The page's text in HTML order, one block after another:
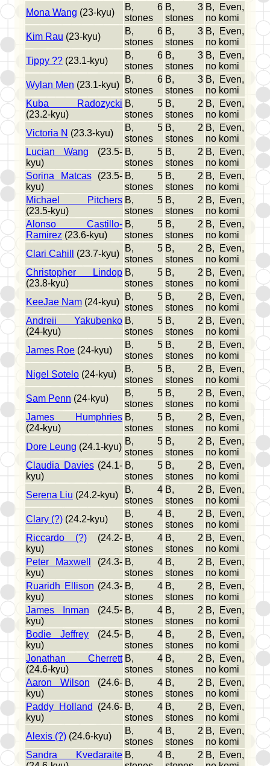
Mona Wang (23-kyu)
B, 6
stones
B, 3
stones
B, Even,
no komi
Kim Rau (23-kyu)
B, 6
stones
B, 3
stones
B, Even,
no komi
Tippy ?? (23.1-kyu)
B, 6
stones
B, 3
stones
B, Even,
no komi
Wylan Men (23.1-kyu)
B, 6
stones
B, 3
stones
B, Even,
no komi
Kuba Radozycki
(23.2-kyu)
B, 5
stones
B, 2
stones
B, Even,
no komi
Victoria N (23.3-kyu)
B, 5
stones
B, 2
stones
B, Even,
no komi
Lucian Wang (23.5-
kyu)
B, 5
stones
B, 2
stones
B, Even,
no komi
Sorina Matcas(23.5-
kyu)
B, 5
stones
B, 2
stones
B, Even,
no komi
Michael Pitchers
(23.5-kyu)
B, 5
stones
B, 2
stones
B, Even,
no komi
Alonso Castillo-
Ramirez (23.6-kyu)
B, 5
stones
B, 2
stones
B, Even,
no komi
Clari Cahill
(23.7-kyu)
B, 5
stones
B, 2
stones
B, Even,
no komi
Christopher Lindop
(23.8-kyu)
B, 5
stones
B, 2
stones
B, Even,
no komi
KeeJae Nam (24-kyu)
B, 5
stones
B, 2
stones
B, Even,
no komi
Andreii Yakubenko
(24-kyu)
B, 5
stones
B, 2
stones
B, Even,
no komi
James Roe (24-kyu)
B, 5
stones
B, 2
stones
B, Even,
no komi
Nigel Sotelo (24-kyu)
B, 5
stones
B, 2
stones
B, Even,
no komi
Sam Penn (24-kyu)
B, 5
stones
B, 2
stones
B, Even,
no komi
James Humphries
(24-kyu)
B, 5
stones
B, 2
stones
B, Even,
no komi
Dore Leung (24.1-kyu)
B, 5
stones
B, 2
stones
B, Even,
no komi
Claudia Davies(24.1-
kyu)
B, 5
stones
B, 2
stones
B, Even,
no komi
Serena Liu (24.2-kyu)
B, 4
stones
B, 2
stones
B, Even,
no komi
Clary (?) (24.2-kyu)
B, 4
stones
B, 2
stones
B, Even,
no komi
Riccardo (?) (24.2-
kyu)
B, 4
stones
B, 2
stones
B, Even,
no komi
Peter Maxwell
(24.3-
kyu)
B, 4
stones
B, 2
stones
B, Even,
no komi
Ruaridh Ellison (24.3-
kyu)
B, 4
stones
B, 2
stones
B, Even,
no komi
James Inman (24.5-
kyu)
B, 4
stones
B, 2
stones
B, Even,
no komi
Bodie Jeffrey (24.5-
kyu)
B, 4
stones
B, 2
stones
B, Even,
no komi
Jonathan Cherrett
(24.6-kyu)
B, 4
stones
B, 2
stones
B, Even,
no komi
Aaron Wilson (24.6-
kyu)
B, 4
stones
B, 2
stones
B, Even,
no komi
Paddy Holland (24.6-
kyu)
B, 4
stones
B, 2
stones
B, Even,
no komi
Alexis (?) (24.6-kyu)
B, 4
stones
B, 2
stones
B, Even,
no komi
Sandra Kvedaraite B, 4 B, 2 B, Even,